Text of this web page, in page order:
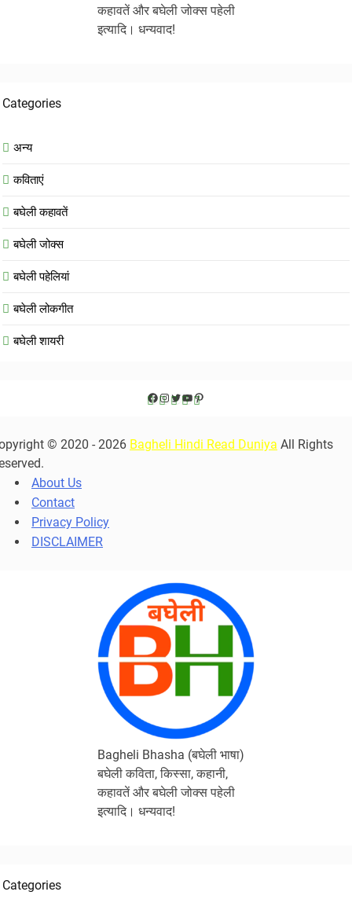
कहावतें और बघेली जोक्स पहेली
इत्यादि। धन्यवाद!
Categories
अन्य
कविताएं
बघेली कहावतें
बघेली जोक्स
बघेली पहेलियां
बघेली लोकगीत
बघेली शायरी
Facebook
Instagram
Twitter
YouTube
Pinterest
© 2020 - 2026 Bagheli Hindi Read Duniya All Rights
About Us
Contact
Privacy Policy
DISCLAIMER
Bagheli Bhasha (बघेली भाषा)
बघेली कविता, किस्सा, कहानी,
कहावतें और बघेली जोक्स पहेली
इत्यादि। धन्यवाद!
Categories